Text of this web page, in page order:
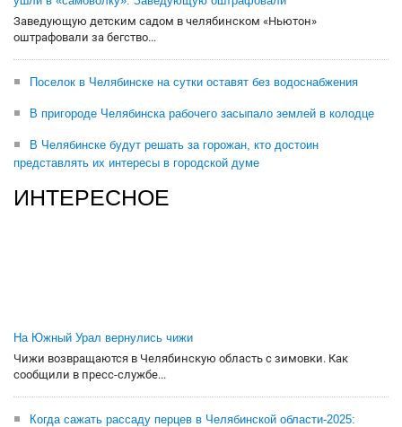
Заведующую детским садом в челябинском «Ньютон»
оштрафовали за бегство...
Поселок в Челябинске на сутки оставят без водоснабжения
В пригороде Челябинска рабочего засыпало землей в колодце
В Челябинске будут решать за горожан, кто достоин
представлять их интересы в городской думе
ИНТЕРЕСНОЕ
На Южный Урал вернулись чижи
Чижи возвращаются в Челябинскую область с зимовки. Как
сообщили в пресс-службе...
Когда сажать рассаду перцев в Челябинской области-2025: